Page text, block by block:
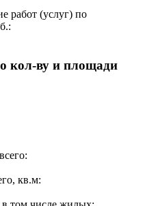
работ (услуг) по
кол-ву и площади
кв.м: